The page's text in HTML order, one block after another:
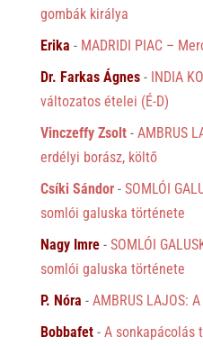
gombák királya
Erika - MADRIDI PIAC –
Dr. Farkas Ágnes- INDIA
változatos ételei (É-D)
Vinczeffy Zsolt- AMBRUS
erdélyi borász, költő
Csíki Sándor- SOMLÓI
somlói galuska története
Nagy Imre- SOMLÓI
somlói galuska története
P. Nóra - AMBRUS LAJOS:
Bobbafet- A sonkapácolás